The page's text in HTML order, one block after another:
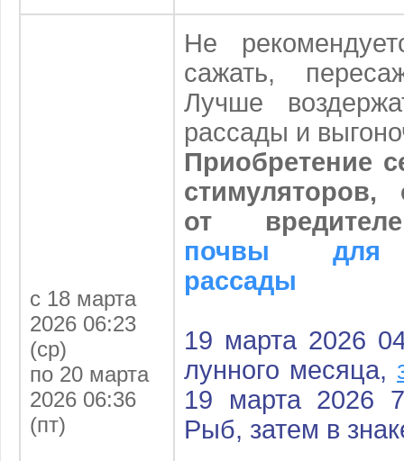
с 18 марта
2026 06:23
(ср)
по 20 марта
2026 06:36
(пт)
Не
сажать,
Лучше
рассады и
Приобретение
от
почвы для
рассады
19 марта 2026
лунного месяца,
19 марта 2026
Рыб, затем в